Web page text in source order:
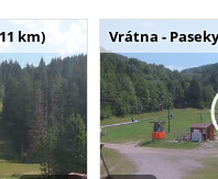
km) Vrátna -